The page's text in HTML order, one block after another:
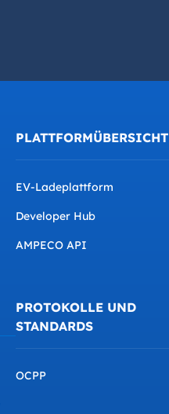
PLATTFORMÜBERSICHT
EV-Ladeplattform
Developer Hub
AMPECO API
PROTOKOLLE UND
STANDARDS
OCPP